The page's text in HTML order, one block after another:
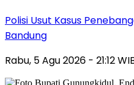
Polisi Usut Kasus
Bandung
Rabu, 5 Agu 2026 - 21:12